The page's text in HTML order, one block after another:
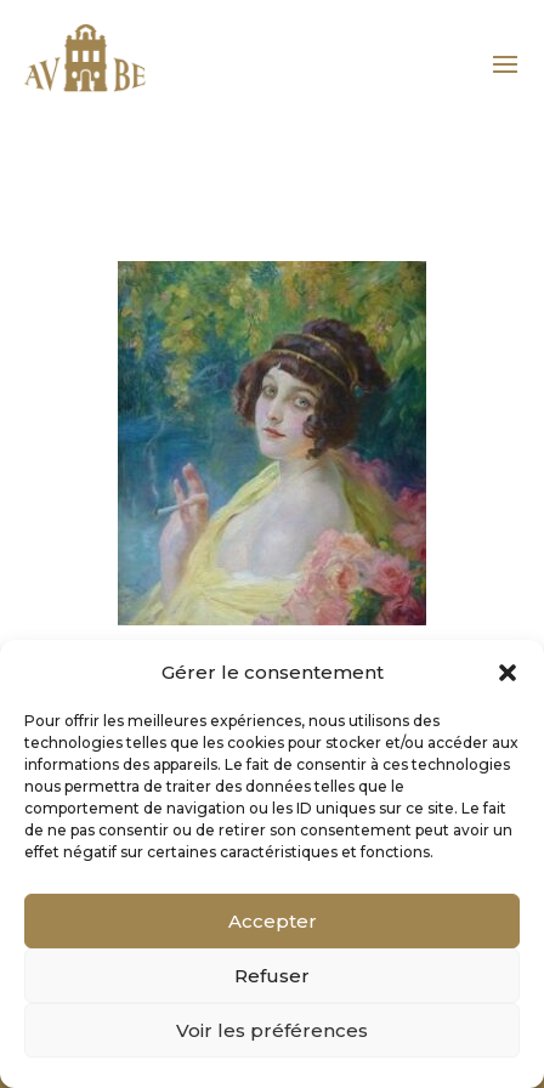
Gérer le consentement
Pour offrir les meilleures expériences, nous utilisons des
technologies telles que les cookies pour stocker et/ou accéder aux
informations des appareils. Le fait de consentir à ces technologies
nous permettra de traiter des données telles que le
comportement de navigation ou les ID uniques sur ce site. Le fait
de ne pas consentir ou de retirer son consentement peut avoir un
effet négatif sur certaines caractéristiques et fonctions.
Accepter
Refuser
Voir les préférences
Mentions Légales